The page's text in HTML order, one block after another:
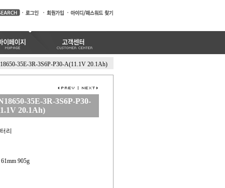
35E-3R-3S6P-P30-A(11.1V 20.1Ah)
35E-3R-3S6P-P30-
20.1Ah)
리
905g